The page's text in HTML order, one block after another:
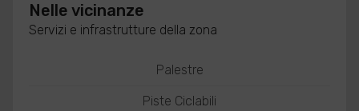
Nelle vicinanze
Servizi e infrastrutture della zona
Palestre
Piste Ciclabili